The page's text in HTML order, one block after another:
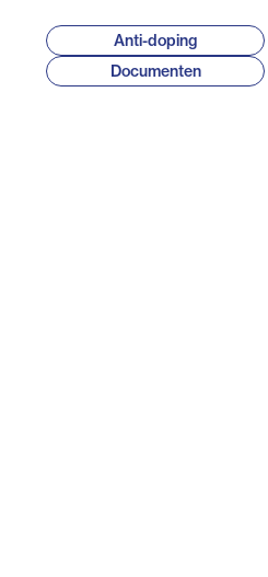
Anti-doping
Documenten